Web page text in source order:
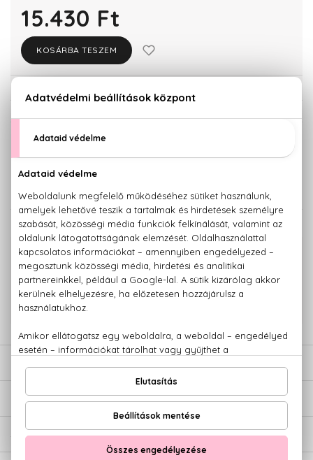
15.430 Ft
KOSÁRBA TESZEM
KISZERELÉS KIVÁLASZTÁSA
KAPCSOLÓDÓ TERMÉKEK
100% eredeti termékek,14 napos visszaküldési garanciával
Kérdésed van, elakadtál? Hívd ügyfélszolgálatunkat: +36 20
779 1926
ÉRTÉKELÉSEK (0)
SZÁLLÍTÁS